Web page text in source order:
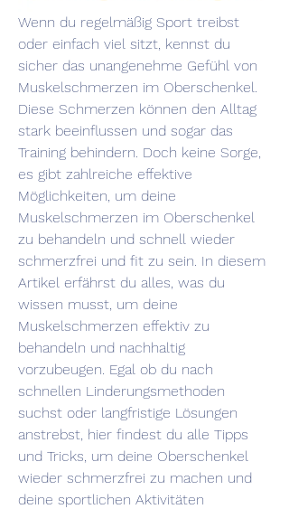
Wenn du regelmäßig Sport treibst
oder einfach viel sitzt, kennst du
sicher das unangenehme Gefühl von
Muskelschmerzen im Oberschenkel.
Diese Schmerzen können den Alltag
stark beeinflussen und sogar das
Training behindern. Doch keine Sorge,
es gibt zahlreiche effektive
Möglichkeiten, um deine
Muskelschmerzen im Oberschenkel
zu behandeln und schnell wieder
schmerzfrei und fit zu sein. In diesem
Artikel erfährst du alles, was du
wissen musst, um deine
Muskelschmerzen effektiv zu
behandeln und nachhaltig
vorzubeugen. Egal ob du nach
schnellen Linderungsmethoden
suchst oder langfristige Lösungen
anstrebst, hier findest du alle Tipps
und Tricks, um deine Oberschenkel
wieder schmerzfrei zu machen und
deine sportlichen Aktivitäten